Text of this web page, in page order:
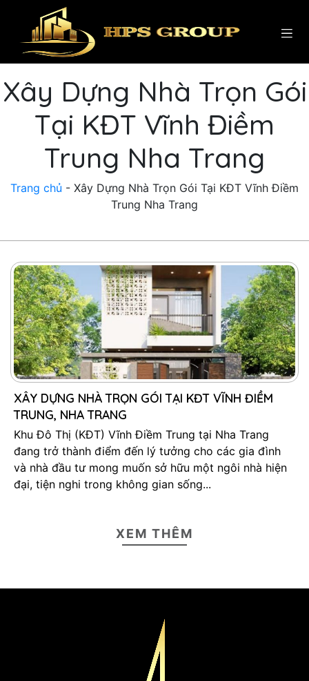
Xây Dựng Nhà Trọn Gói
Tại KĐT Vĩnh Điềm
Trung Nha Trang
Trang chủ - Xây Dựng Nhà Trọn Gói Tại KĐT Vĩnh Điềm
Trung Nha Trang
XÂY DỰNG NHÀ TRỌN GÓI TẠI KĐT VĨNH ĐIỀM
TRUNG, NHA TRANG
Khu Đô Thị (KĐT) Vĩnh Điềm Trung tại Nha Trang
đang trở thành điểm đến lý tưởng cho các gia đình
và nhà đầu tư mong muốn sở hữu một ngôi nhà hiện
đại, tiện nghi trong không gian sống...
XEM THÊM